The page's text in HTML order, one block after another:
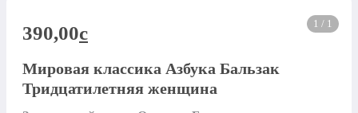
1 / 1
390,00c
Мировая классика Азбука Бальзак
Тридцатилетняя женщина